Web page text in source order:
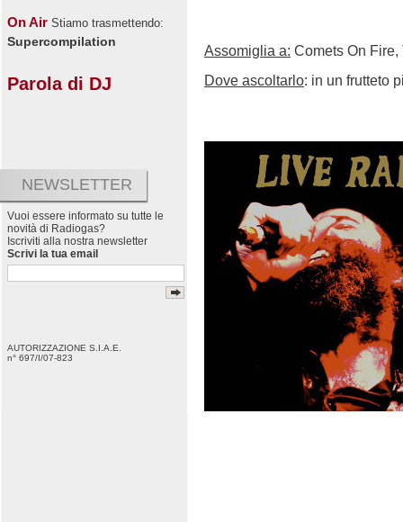
On Air Stiamo trasmettendo:
Supercompilation
Parola di DJ
NEWSLETTER
Vuoi essere informato su tutte le
novità di Radiogas?
Iscriviti alla nostra newsletter
Scrivi la tua email
AUTORIZZAZIONE S.I.A.E.
n° 697/I/07-823
Assomiglia a: Comets On Fire,
Dove ascoltarlo: in un frutteto